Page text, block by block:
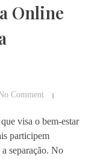
Online
Comment
visa o bem-estar
participem
separação. No